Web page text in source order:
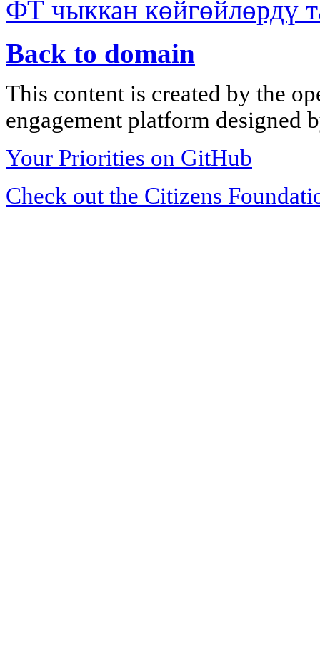
ФТ чыккан көйгөйлөрдү
Back to domain
This content is created by the
engagement platform designed
Your Priorities on GitHub
Check out the Citizens